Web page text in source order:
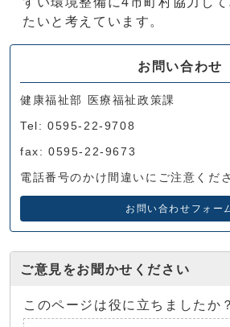
たいと考えています。
お問い合わせ
健康福祉部 医療福祉政策課
Tel: 0595-22-9708
fax: 0595-22-9673
電話番号のかけ間違いにご注意くだ
お問い合わせフォー
ご意見をお聞かせください
このページは役に立ちましたか？